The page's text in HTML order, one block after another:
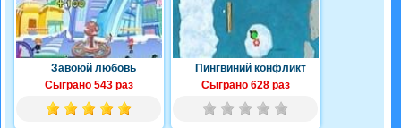
Завоюй любовь
Сыграно 543 раз
Пингвиний конфликт
Сыграно 628 раз